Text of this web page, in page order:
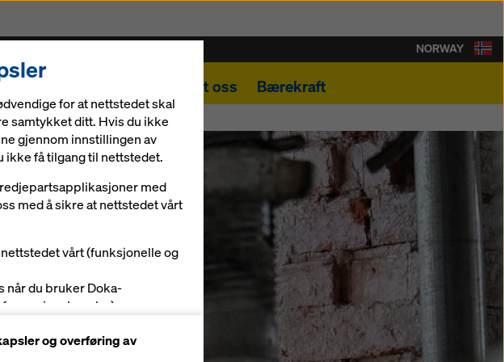
Kontakt oss Bærekraft
NORWAY
for at nettstedet skal
samtykket ditt. Hvis du ikke
gjennom innstillingen av
få tilgang til nettstedet.
med
med å sikre at nettstedet vårt
vårt (funksjonelle og
når du bruker Doka-
og overføring av